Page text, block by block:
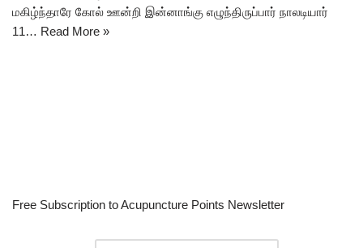
மகிழ்ந்தாரே கோல் ஊன்றி இன்னாங்கு எழுந்திருப்பார் நாலடியார்
11… Read More »
Free Subscription to Acupuncture Points Newsletter